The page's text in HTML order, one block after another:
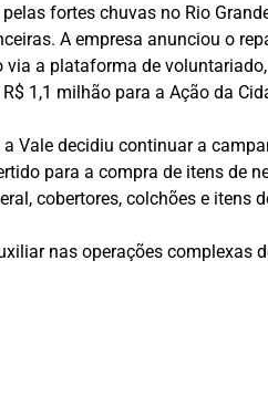
fortes chuvas no Rio
A empresa anunciou o
a plataforma de
1,1 milhão para a Ação da
Vale decidiu continuar a
para a compra de itens de
cobertores, colchões e itens
nas operações complexas